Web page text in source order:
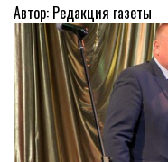
Автор: Редакция газеты